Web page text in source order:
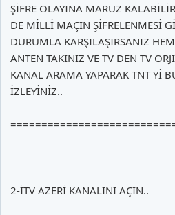
ŞİFRE OLAYINA MARUZ
DE MİLLİ MAÇIN ŞİFRELENMESİ
DURUMLA KARŞILAŞIRSANIZ
ANTEN TAKINIZ VE TV DEN TV
KANAL ARAMA YAPARAK TNT Yİ
İZLEYİNİZ..
2-İTV AZERİ KANALINI AÇIN..